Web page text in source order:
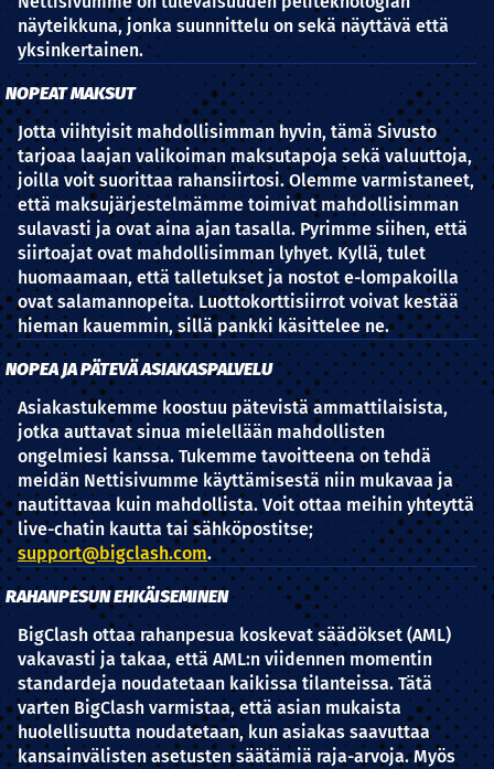
näyteikkuna, jonka suunnittelu on sekä näyttävä että
yksinkertainen.
NOPEAT MAKSUT
Jotta viihtyisit mahdollisimman hyvin, tämä Sivusto
tarjoaa laajan valikoiman maksutapoja sekä valuuttoja,
joilla voit suorittaa rahansiirtosi. Olemme varmistaneet,
että maksujärjestelmämme toimivat mahdollisimman
sulavasti ja ovat aina ajan tasalla. Pyrimme siihen, että
siirtoajat ovat mahdollisimman lyhyet. Kyllä, tulet
huomaamaan, että talletukset ja nostot e-lompakoilla
ovat salamannopeita. Luottokorttisiirrot voivat kestää
hieman kauemmin, sillä pankki käsittelee ne.
NOPEA JA PÄTEVÄ ASIAKASPALVELU
Asiakastukemme koostuu pätevistä ammattilaisista,
jotka auttavat sinua mielellään mahdollisten
ongelmiesi kanssa. Tukemme tavoitteena on tehdä
meidän Nettisivumme käyttämisestä niin mukavaa ja
nautittavaa kuin mahdollista. Voit ottaa meihin yhteyttä
live-chatin kautta tai sähköpostitse;
support@bigclash.com.
RAHANPESUN EHKÄISEMINEN
BigClash ottaa rahanpesua koskevat säädökset (AML)
vakavasti ja takaa, että AML:n viidennen momentin
standardeja noudatetaan kaikissa tilanteissa. Tätä
varten BigClash varmistaa, että asian mukaista
huolellisuutta noudatetaan, kun asiakas saavuttaa
kansainvälisten asetusten säätämiä raja-arvoja. Myös